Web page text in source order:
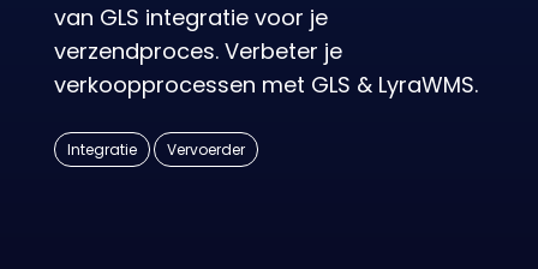
van GLS integratie voor je
verzendproces. Verbeter je
verkoopprocessen met GLS & LyraWMS.
Integratie Vervoerder